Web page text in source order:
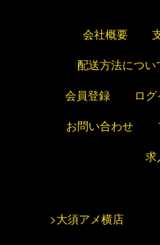
会社概要
配送方法につい
会員登録
ロ
お問い合わせ
求
>大須アメ横店